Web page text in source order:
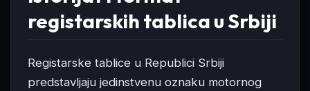
registarskih tablica u Srbiji
Registarske tablice u Republici Srbiji
predstavljaju jedinstvenu oznaku motornog